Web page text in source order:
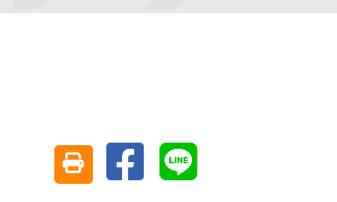
友善列印(另開視窗)
分享至臉書分享至 Line